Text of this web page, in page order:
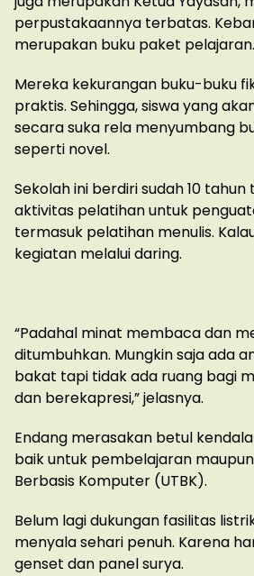
perpustakaannya terbatas.
merupakan buku paket pelajaran.
Mereka kekurangan buku-buku
praktis. Sehingga, siswa yang
secara suka rela menyumbang
seperti novel.
Sekolah ini berdiri sudah 10
aktivitas pelatihan untuk
termasuk pelatihan menulis.
kegiatan melalui daring.
“Padahal minat membaca dan
ditumbuhkan. Mungkin saja ada
bakat tapi tidak ada ruang bagi
dan berekapresi,” jelasnya.
Endang merasakan betul
baik untuk pembelajaran
Berbasis Komputer (UTBK).
Belum lagi dukungan fasilitas
menyala sehari penuh. Karena
genset dan panel surya.